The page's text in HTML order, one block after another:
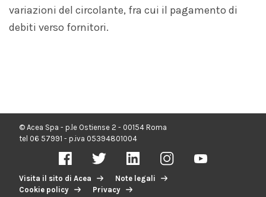
variazioni del circolante, fra cui il pagamento di
debiti verso fornitori.
© Acea Spa - p.le Ostiense 2 - 00154 Roma
tel 06 57991 - p.iva 05394801004
Visita il sito di Acea
Note legali
Cookie policy
Privacy